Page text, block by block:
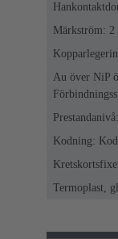
Märkström: ‌2
Au över NiP
Kodning:
Termoplast,